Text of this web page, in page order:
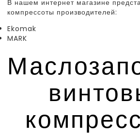
В нашем интернет магазине
компрессоты производителей:
Ekomak
MARK